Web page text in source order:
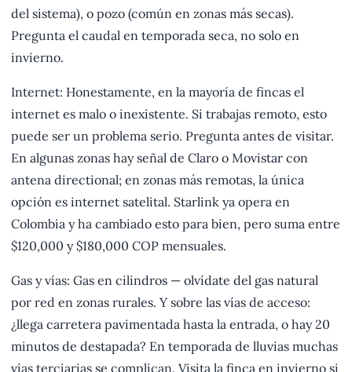
del sistema), o pozo (común en zonas más secas).
Pregunta el caudal en temporada seca, no solo en
invierno.
Internet: Honestamente, en la mayoría de fincas el
internet es malo o inexistente. Si trabajas remoto, esto
puede ser un problema serio. Pregunta antes de visitar.
En algunas zonas hay señal de Claro o Movistar con
antena directional; en zonas más remotas, la única
opción es internet satelital. Starlink ya opera en
Colombia y ha cambiado esto para bien, pero suma entre
$120,000 y $180,000 COP mensuales.
Gas y vías: Gas en cilindros — olvídate del gas natural
por red en zonas rurales. Y sobre las vías de acceso:
¿llega carretera pavimentada hasta la entrada, o hay 20
minutos de destapada? En temporada de lluvias muchas
vías terciarias se complican. Visita la finca en invierno si